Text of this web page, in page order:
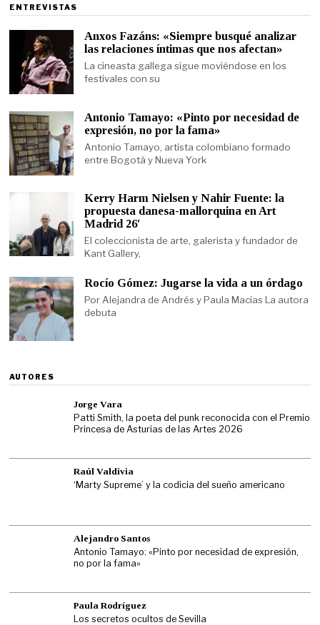
ENTREVISTAS
Anxos Fazáns: «Siempre busqué analizar
las relaciones íntimas que nos afectan»
La cineasta gallega sigue moviéndose en los
festivales con su
Antonio Tamayo: «Pinto por necesidad de
expresión, no por la fama»
Antonio Tamayo, artista colombiano formado
entre Bogotá y Nueva York
Kerry Harm Nielsen y Nahir Fuente: la
propuesta danesa-mallorquina en Art
Madrid 26′
El coleccionista de arte, galerista y fundador de
Kant Gallery,
Rocío Gómez: Jugarse la vida a un órdago
Por Alejandra de Andrés y Paula Macías La autora
debuta
AUTORES
Jorge Vara
Patti Smith, la poeta del punk reconocida con el Premio
Princesa de Asturias de las Artes 2026
Raúl Valdivia
‘Marty Supreme’ y la codicia del sueño americano
Alejandro Santos
Antonio Tamayo: «Pinto por necesidad de expresión,
no por la fama»
Paula Rodríguez
Los secretos ocultos de Sevilla